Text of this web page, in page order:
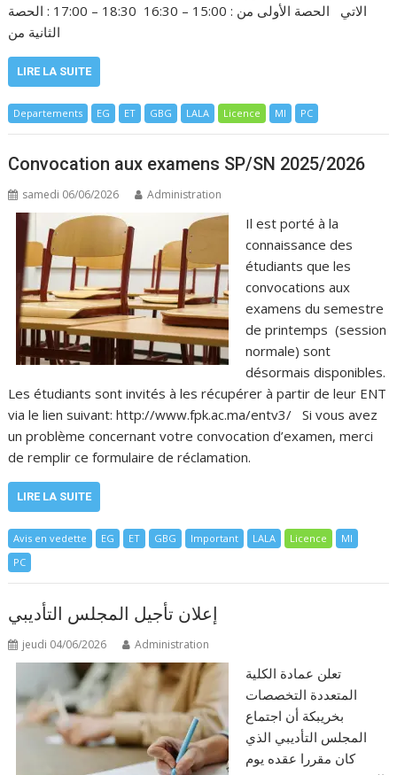
الاتي الحصة الأولى من : 15:00 – 16:30 18:30 – 17:00 : الحصة
LIRE LA SUITE
Departements EG ET GBG LALA Licence MI PC
Convocation aux examens SP/SN 2025/2026
samedi 06/06/2026 Administration
Il est porté à la
connaissance des
étudiants que les
convocations aux
examens du semestre
de printemps (session
normale) sont
désormais disponibles.
Les étudiants sont invités à les récupérer à partir de leur ENT
via le lien suivant: http://www.fpk.ac.ma/entv3/ Si vous avez
un problème concernant votre convocation d’examen, merci
de remplir ce formulaire de réclamation.
LIRE LA SUITE
Avis en vedette EG ET GBG Important LALA Licence
MI
PC
إعلان تأجيل المجلس التأديبي
jeudi 04/06/2026 Administration
تعلن عمادة الكلية
المتعددة التخصصات
بخريبكة أن اجتماع
المجلس التأديبي الذي
كان مقررا عقده يوم